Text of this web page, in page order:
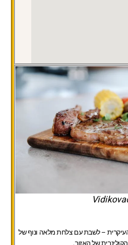
– לשבת עם צלחת מלאה ונוף של
של האזור.